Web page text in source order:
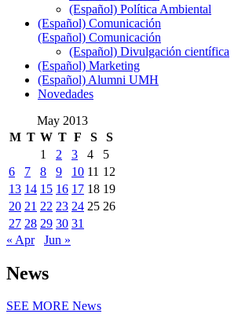
(Español) Política Ambiental
(Español) Comunicación
(Español) Comunicación
(Español) Divulgación científica
(Español) Marketing
(Español) Alumni UMH
Novedades
May 2013
M T W T F S
S
1
2 3 4
5
6
7 8 9 10 11 12
13 14 15 16 17 18 19
20 21 22 23 24 25 26
27 28 29 30 31
« Apr
Jun »
News
SEE MORE News